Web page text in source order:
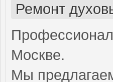
Ремонт
Москве.
Мы